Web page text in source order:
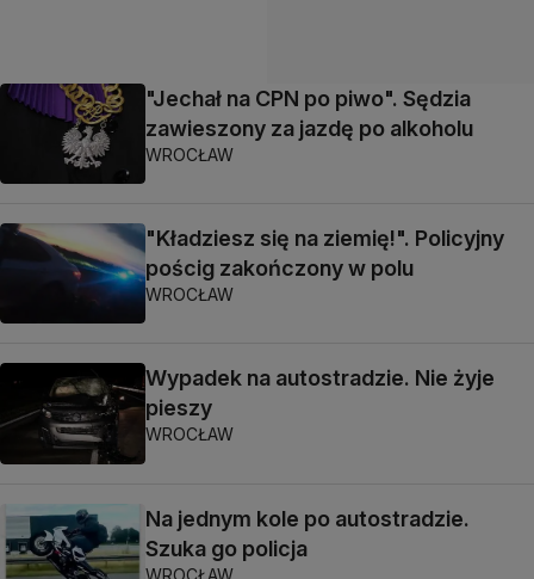
"Jechał na CPN po piwo". Sędzia
zawieszony za jazdę po alkoholu
WROCŁAW
"Kładziesz się na ziemię!". Policyjny
pościg zakończony w polu
WROCŁAW
Wypadek na autostradzie. Nie żyje
pieszy
WROCŁAW
Na jednym kole po autostradzie.
Szuka go policja
WROCŁAW